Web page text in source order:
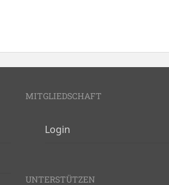
MITGLIEDSCHAFT
Login
UNTERSTÜTZEN